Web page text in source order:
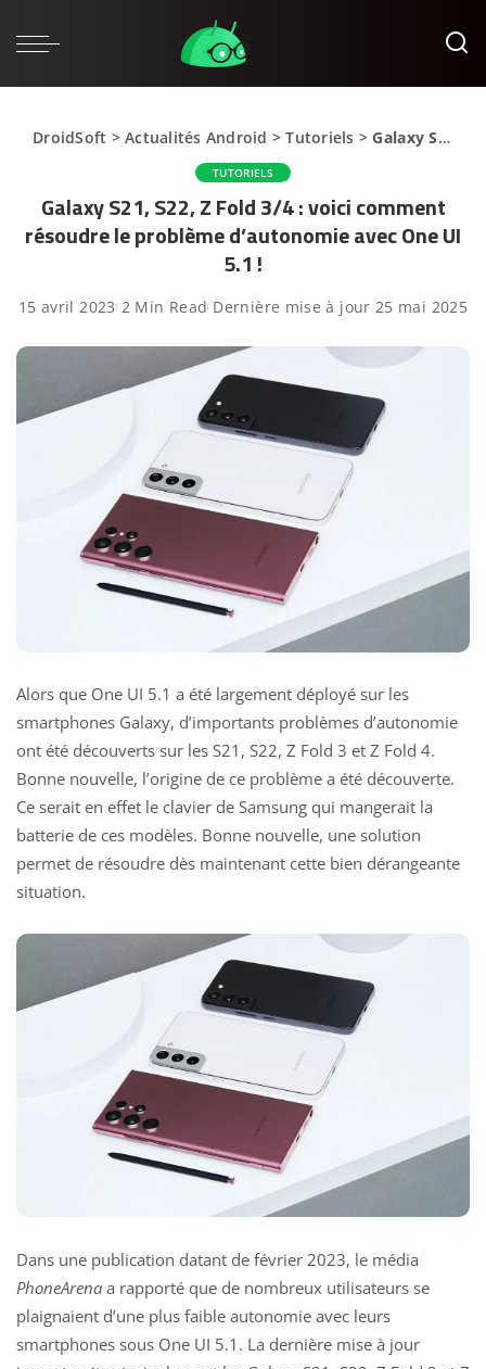
DroidSoft >Actualités Android >Tutoriels >Galaxy S21, S22, Z Fold 3/4 : voici comment résoudre le problème d’autonomie avec One UI 5.1 !
TUTORIELS
Galaxy S21, S22, Z Fold 3/4 : voici comment
résoudre le problème d’autonomie avec One UI
5.1 !
15 avril 2023 2 Min Read Dernière mise à jour 25 mai 2025
Alors que One UI 5.1 a été largement déployé sur les
smartphones Galaxy, d’importants problèmes d’autonomie
ont été découverts sur les S21, S22, Z Fold 3 et Z Fold 4.
Bonne nouvelle, l’origine de ce problème a été découverte.
Ce serait en effet le clavier de Samsung qui mangerait la
batterie de ces modèles. Bonne nouvelle, une solution
permet de résoudre dès maintenant cette bien dérangeante
situation.
Dans une publication datant de février 2023, le média
PhoneArena a rapporté que de nombreux utilisateurs se
plaignaient d’une plus faible autonomie avec leurs
smartphones sous One UI 5.1. La dernière mise à jour